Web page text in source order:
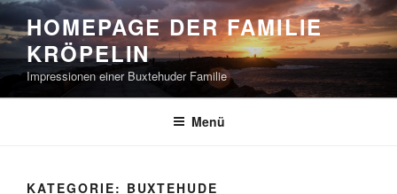
Zum
Inhalt
springen
HOMEPAGE DER FAMILIE
KRÖPELIN
Impressionen einer Buxtehuder Familie
Menü
KATEGORIE: BUXTEHUDE